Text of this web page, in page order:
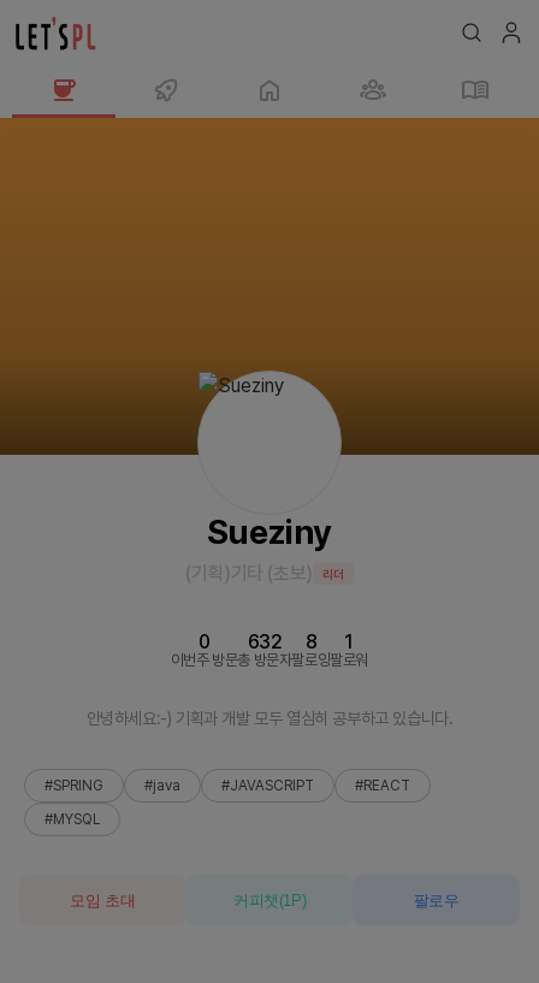
Sueziny
(기획)기타 (초보) 리더
이번주 방문
0
총 방문자
632
팔로잉
8
팔로워
1
안녕하세요:-) 기획과 개발 모두 열심히 공부하고 있습니다.
#SPRING #java #JAVASCRIPT
#REACT
#MYSQL
모임 초대 커피챗 (1 P) 팔로우